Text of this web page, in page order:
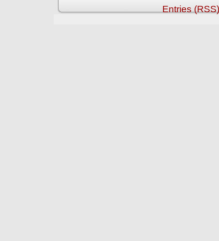
Entries (RSS)